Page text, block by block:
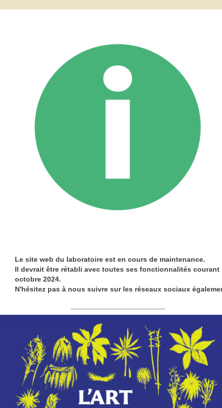
Le site web du laboratoire est en cours de maintenance.
Il devrait être rétabli avec toutes ses fonctionnalités courant
octobre 2024.
N'hésitez pas à nous suivre sur les réseaux sociaux